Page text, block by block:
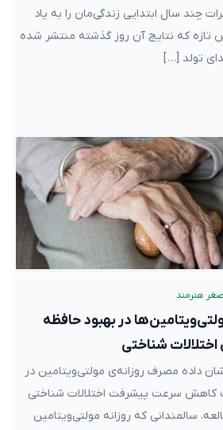
چند سال ابتدایی زندگی‌مان را به یاد
تازه که نتایج آن روز گذشته منتشر شده
تولد […]
هنرمند
در بهبود حافظه
شناختی
داده مصرف روزانه‌ی مولتی‌ویتامین‌ در
کاهش سرعت پیشرفت اختلالات شناختی
سالمندانی که روزانه مولتی‌ویتامین